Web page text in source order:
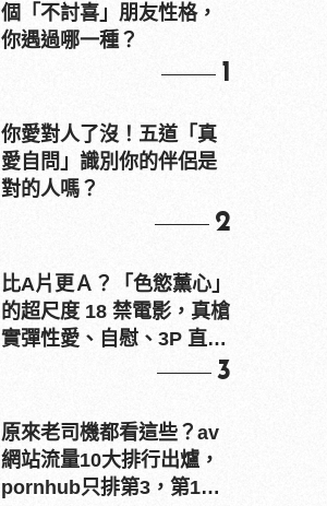
個「不討喜」朋友性格，
你遇過哪一種？
1
你愛對人了沒！五道「真
愛自問」識別你的伴侶是
對的人嗎？
2
比A片更Ａ？「色慾薰心」
的超尺度 18 禁電影，真槍
實彈性愛、自慰、3P 直接
3
原來老司機都看這些？av
網站流量10大排行出爐，
pornhub只排第3，第1名